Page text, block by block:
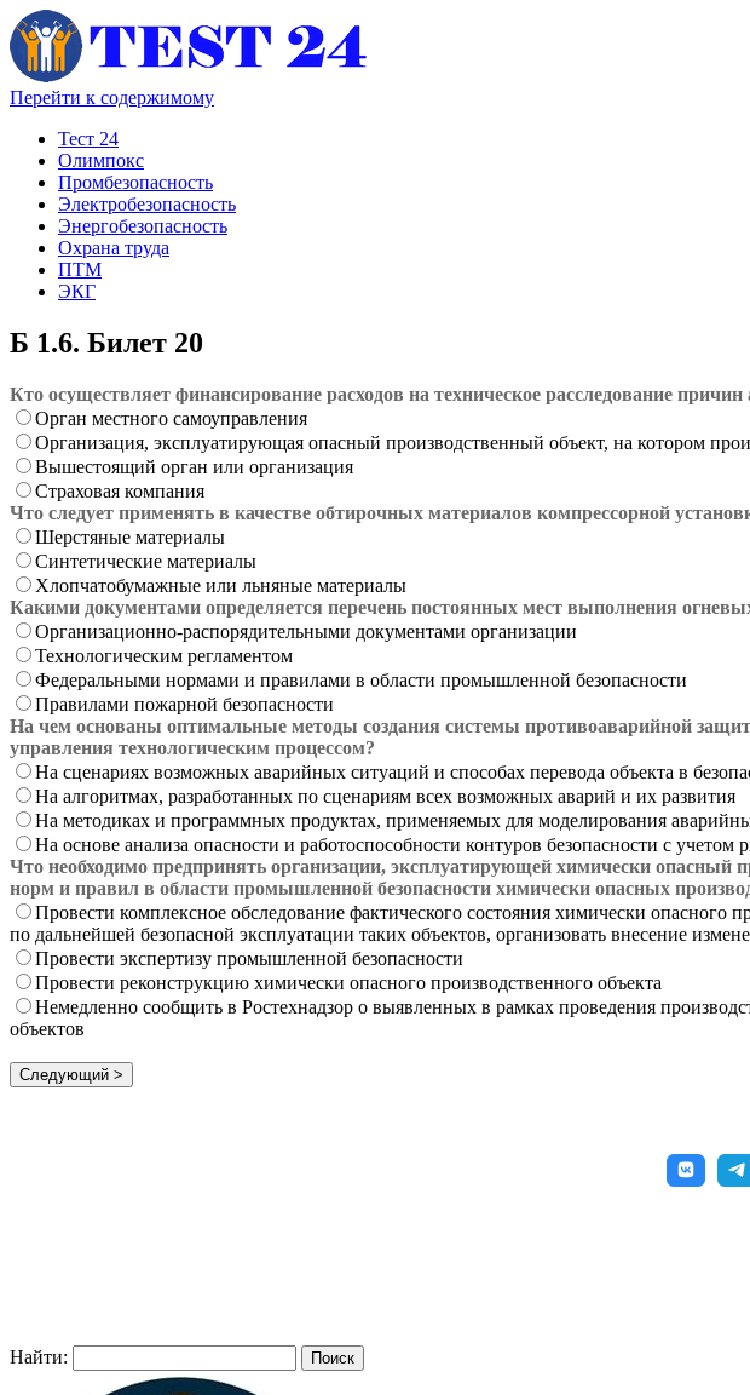
Перейти к содержимому
Тест 24
Олимпокс
Промбезопасность
Электробезопасность
Энергобезопасность
Охрана труда
ПТМ
ЭКГ
Б 1.6. Билет 20
Кто осуществляет финансирование расходов на техническое расследование причин
Орган местного самоуправления
Организация, эксплуатирующая опасный производственный объект, на котором
Вышестоящий орган или организация
Страховая компания
Что следует применять в качестве обтирочных материалов компрессорной
Шерстяные материалы
Синтетические материалы
Хлопчатобумажные или льняные материалы
Какими документами определяется перечень постоянных мест выполнения
Организационно-распорядительными документами организации
Технологическим регламентом
Федеральными нормами и правилами в области промышленной безопасности
Правилами пожарной безопасности
На чем основаны оптимальные методы создания системы противоаварийной
управления технологическим процессом?
На сценариях возможных аварийных ситуаций и способах перевода объекта в
На алгоритмах, разработанных по сценариям всех возможных аварий и их развития
На методиках и программных продуктах, применяемых для моделирования
На основе анализа опасности и работоспособности контуров безопасности с учетом
Что необходимо предпринять организации, эксплуатирующей химически опасный
норм и правил в области промышленной безопасности химически опасных
Провести комплексное обследование фактического состояния химически
по дальнейшей безопасной эксплуатации таких объектов, организовать внесение
Провести экспертизу промышленной безопасности
Провести реконструкцию химически опасного производственного объекта
Немедленно сообщить в Ростехнадзор о выявленных в рамках проведения
объектов
Найти: